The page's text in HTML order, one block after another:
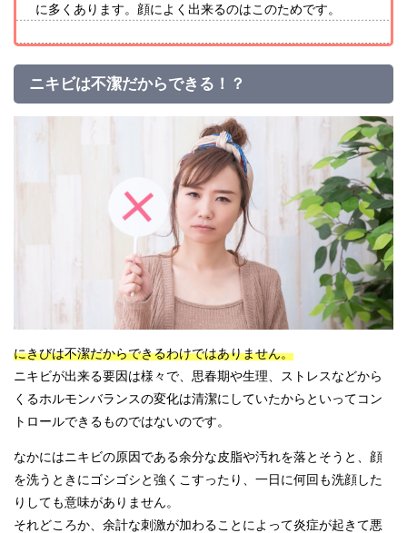
に多くあります。顔によく出来るのはこのためです。
ニキビは不潔だからできる！？
にきびは不潔だからできるわけではありません。
ニキビが出来る要因は様々で、思春期や生理、ストレスなどから
くるホルモンバランスの変化は清潔にしていたからといってコン
トロールできるものではないのです。
なかにはニキビの原因である余分な皮脂や汚れを落とそうと、顔
を洗うときにゴシゴシと強くこすったり、一日に何回も洗顔した
りしても意味がありません。
それどころか、余計な刺激が加わることによって炎症が起きて悪